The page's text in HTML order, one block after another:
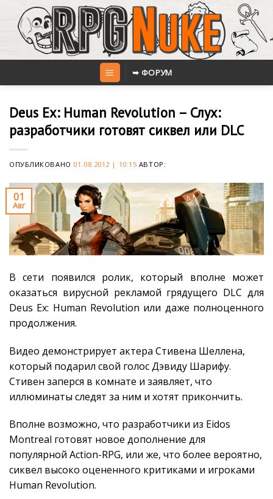
content
➥ ФОРУМ
Deus Ex: Human Revolution – Слух:
разработчики готовят сиквел или DLC
ОПУБЛИКОВАНО 01.08.2012 | 10:15 АВТОР:
01
Авг
В сети появился ролик, который вполне может
оказаться вирусной рекламой грядущего DLC для
Deus Ex: Human Revolution или даже полноценного
продолжения.
Видео демонстрирует актера Стивена Шеллена,
который подарил свой голос Дэвиду Шарифу.
Стивен заперся в комнате и заявляет, что
иллюминаты следят за ним и хотят прикончить.
Вполне возможно, что разработчики из Eidos
Montreal готовят новое дополнение для
популярной Action-RPG, или же, что более вероятно,
сиквел высоко оцененного критиками и игроками
Human Revolution.